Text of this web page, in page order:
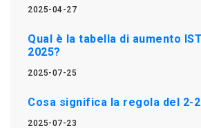
2025-04-27
Qual è la tabella di aumento
2025?
2025-07-25
Cosa significa la regola del 2-
2025-07-23